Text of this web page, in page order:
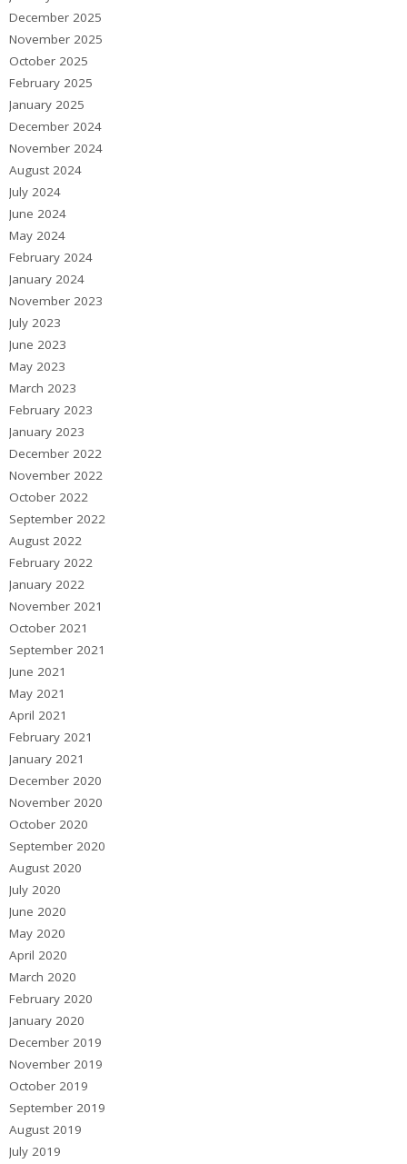
December 2025
November 2025
October 2025
February 2025
January 2025
December 2024
November 2024
August 2024
July 2024
June 2024
May 2024
February 2024
January 2024
November 2023
July 2023
June 2023
May 2023
March 2023
February 2023
January 2023
December 2022
November 2022
October 2022
September 2022
August 2022
February 2022
January 2022
November 2021
October 2021
September 2021
June 2021
May 2021
April 2021
February 2021
January 2021
December 2020
November 2020
October 2020
September 2020
August 2020
July 2020
June 2020
May 2020
April 2020
March 2020
February 2020
January 2020
December 2019
November 2019
October 2019
September 2019
August 2019
July 2019